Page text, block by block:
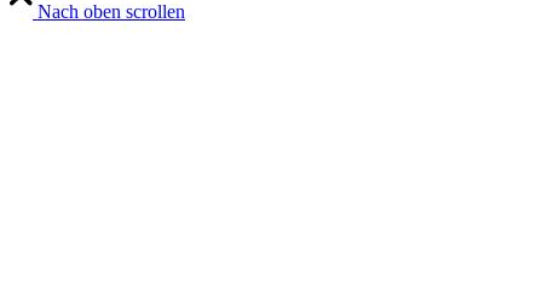
Nach oben scrollen